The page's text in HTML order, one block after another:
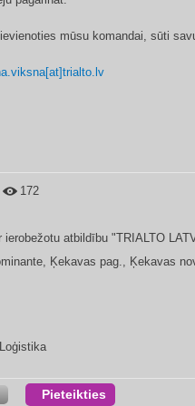
mūsu komandai, sūti
172
ierobežotu atbildību "TRIALTO
Ķekavas pag., Ķekavas
Pieteikties